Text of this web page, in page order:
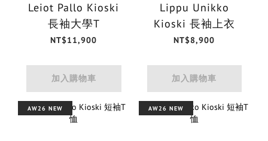
Leiot Pallo Kioski
長袖大學T
NT$11,900
加入購物車
Lippu Unikko
Kioski 長袖上衣
NT$8,900
加入購物車
AW26 NEW AW26 NEW